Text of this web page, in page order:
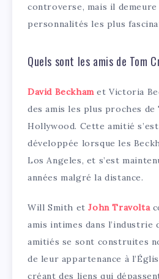
controverse, mais il demeure
personnalités les plus
Quels sont les amis de Tom
David Beckhamet Victoria
des amis les plus proches de
Hollywood. Cette amitié
développée lorsque les
Los Angeles, et s’est
années malgré la distance.
Will Smith etJohn Travolta
amis intimes dans l’industrie
amitiés se sont construites
de leur appartenance à
créant des liens qui